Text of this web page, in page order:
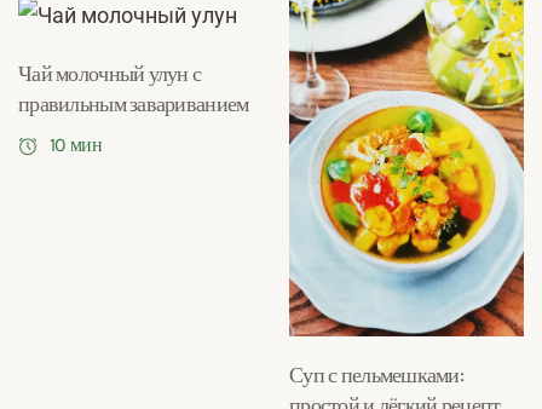
Чай молочный улун с
правильным завариванием
10 мин
Суп с пельмешками: